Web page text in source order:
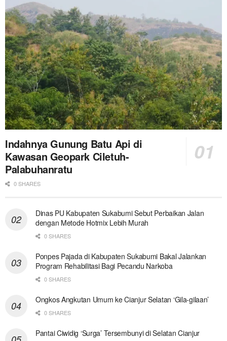
Indahnya Gunung Batu Api di
Kawasan Geopark Ciletuh-
Palabuhanratu
0 SHARES
Dinas PU Kabupaten Sukabumi Sebut Perbaikan Jalan
dengan Metode Hotmix Lebih Murah
0 SHARES
Ponpes Pajada di Kabupaten Sukabumi Bakal Jalankan
Program Rehabilitasi Bagi Pecandu Narkoba
0 SHARES
Ongkos Angkutan Umum ke Cianjur Selatan ‘Gila-gilaan’
0 SHARES
Pantai Ciwidig ‘Surga’ Tersembunyi di Selatan Cianjur